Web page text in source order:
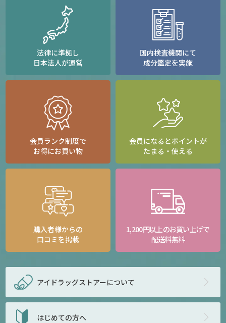
法律に準拠し
日本法人が運営
国内検査機関にて
成分鑑定を実施
会員ランク制度で
お得にお買い物
会員になるとポイントが
たまる・使える
購入者様からの
口コミを掲載
1,200円以上のお買い上げで
配送料無料
アイドラッグストアーについて
はじめての方へ